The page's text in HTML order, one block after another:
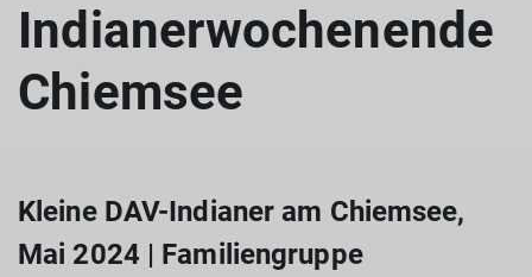
Indianerwochenende
Chiemsee
Kleine DAV-Indianer am Chiemsee,
Mai 2024 | Familiengruppe